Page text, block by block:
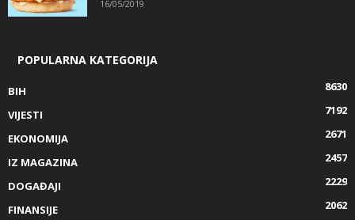
16/05/2019
POPULARNA KATEGORIJA
BIH
8630
VIJESTI
7192
EKONOMIJA
2671
IZ MAGAZINA
2457
DOGAĐAJI
2229
FINANSIJE
2062